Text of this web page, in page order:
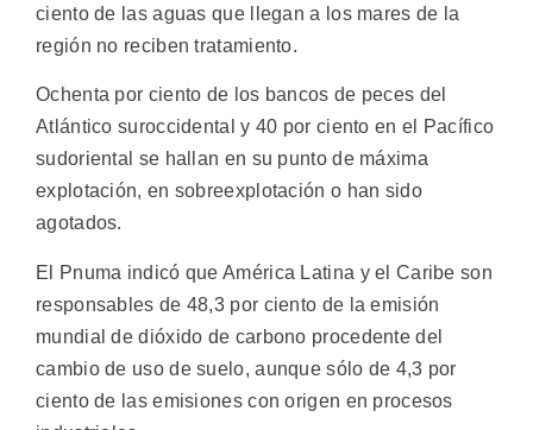
ciento de las aguas que llegan a los mares de la
región no reciben tratamiento.
Ochenta por ciento de los bancos de peces del
Atlántico suroccidental y 40 por ciento en el Pacífico
sudoriental se hallan en su punto de máxima
explotación, en sobreexplotación o han sido
agotados.
El Pnuma indicó que América Latina y el Caribe son
responsables de 48,3 por ciento de la emisión
mundial de dióxido de carbono procedente del
cambio de uso de suelo, aunque sólo de 4,3 por
ciento de las emisiones con origen en procesos